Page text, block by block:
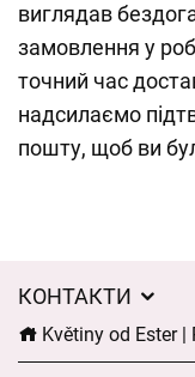
виглядав
замовлення у
точний час
надсилаємо
пошту, щоб ви
КОНТАКТИ
Květiny od Ester |